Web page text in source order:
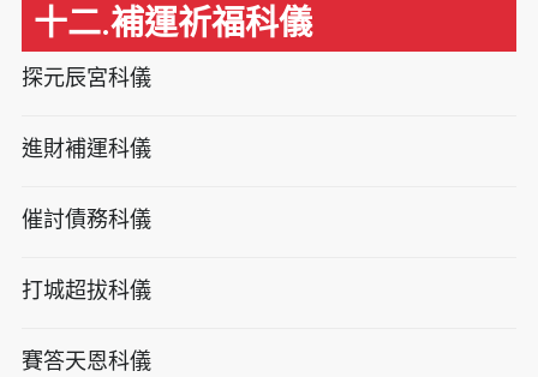
十二.補運祈福科儀
探元辰宮科儀
進財補運科儀
催討債務科儀
打城超拔科儀
賽答天恩科儀